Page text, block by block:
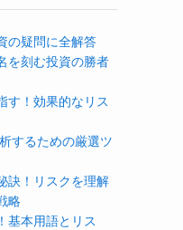
の疑問に全解答
を刻む投資の勝者
す！効果的なリス
するための厳選ツ
訣！リスクを理解
略
基本用語とリス